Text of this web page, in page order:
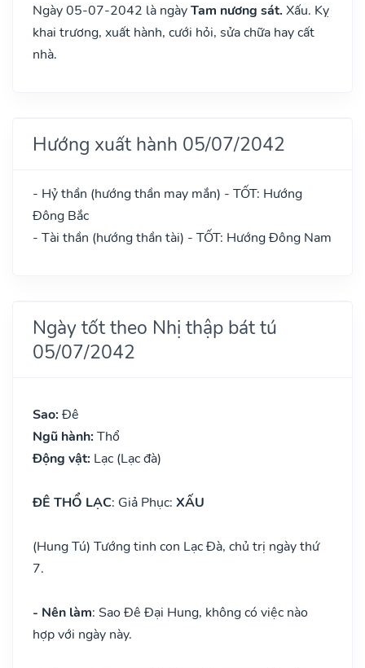
Ngày 05-07-2042 là ngàyTam nương sát. Xấu. Kỵ
khai trương, xuất hành, cưới hỏi, sửa chữa hay cất
nhà.
Hướng xuất hành 05/07/2042
- Hỷ thần (hướng thần may mắn) - TỐT: Hướng
Đông Bắc
- Tài thần (hướng thần tài) - TỐT: Hướng Đông Nam
Ngày tốt theo Nhị thập bát tú
05/07/2042
Sao: Đê
Ngũ hành: Thổ
Động vật: Lạc (Lạc đà)
ĐÊ THỔ LẠC: Giả Phục: XẤU
(Hung Tú) Tướng tinh con Lạc Đà, chủ trị ngày thứ
7.
- Nên làm: Sao Đê Đại Hung, không có việc nào
hợp với ngày này.